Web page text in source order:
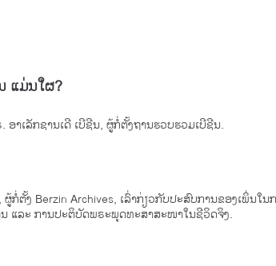
ແມ່ນໃຜ?
ອາເລັກຊານເດີ ເບີຊີນ, ຜູ້ກໍ່ຕັ້ງຖານຮວບຮວມເບີຊີນ.
ຜູ້ກໍ່ຕັ້ງ Berzin Archives, ເລົ່າກ່ຽວກັບປະສົບການຂອງເພິ່ນໃນ
ແລະ ການປະຕິບັດພຣະພຸດທະສາສະໜາໃນຊີວິດຈິງ.